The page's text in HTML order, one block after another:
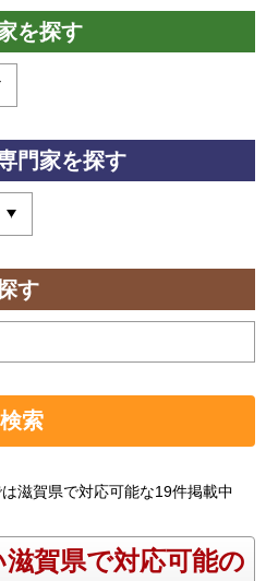
を探す
門家を探す
す
検索
滋賀県で対応可能な19件掲載中
賀県で対応可能の